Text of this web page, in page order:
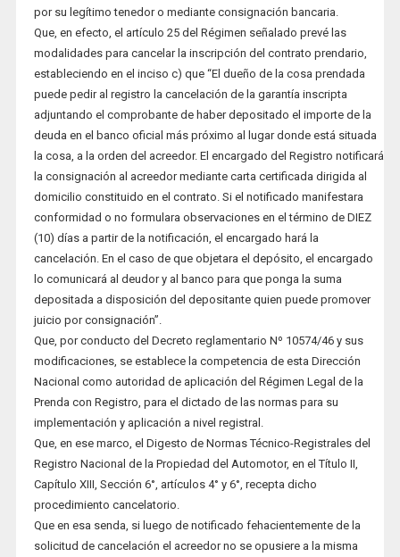
por su legítimo tenedor o mediante consignación bancaria.
Que, en efecto, el artículo 25 del Régimen señalado prevé las
modalidades para cancelar la inscripción del contrato prendario,
estableciendo en el inciso c) que “El dueño de la cosa prendada
puede pedir al registro la cancelación de la garantía inscripta
adjuntando el comprobante de haber depositado el importe de la
deuda en el banco oficial más próximo al lugar donde está situada
la cosa, a la orden del acreedor. El encargado del Registro notificará
la consignación al acreedor mediante carta certificada dirigida al
domicilio constituido en el contrato. Si el notificado manifestara
conformidad o no formulara observaciones en el término de DIEZ
(10) días a partir de la notificación, el encargado hará la
cancelación. En el caso de que objetara el depósito, el encargado
lo comunicará al deudor y al banco para que ponga la suma
depositada a disposición del depositante quien puede promover
juicio por consignación”.
Que, por conducto del Decreto reglamentario Nº 10574/46 y sus
modificaciones, se establece la competencia de esta Dirección
Nacional como autoridad de aplicación del Régimen Legal de la
Prenda con Registro, para el dictado de las normas para su
implementación y aplicación a nivel registral.
Que, en ese marco, el Digesto de Normas Técnico-Registrales del
Registro Nacional de la Propiedad del Automotor, en el Título II,
Capítulo XIII, Sección 6°, artículos 4° y 6°, recepta dicho
procedimiento cancelatorio.
Que en esa senda, si luego de notificado fehacientemente de la
solicitud de cancelación el acreedor no se opusiere a la misma